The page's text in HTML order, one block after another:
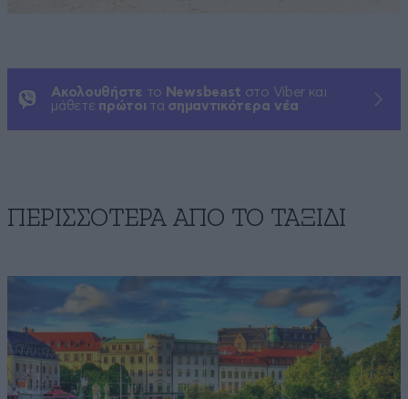
Ακολουθήστε το Newsbeast στο Viber και
μάθετε πρώτοι τα σημαντικότερα νέα
ΠΕΡΙΣΣΟΤΕΡΑ ΑΠΟ TO ΤΑΞΙΔΙ